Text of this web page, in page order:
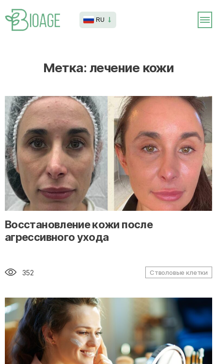
RU
Метка: лечение кожи
" alt="loading" class="img-responsive"/>
Восстановление кожи после
агрессивного ухода
352 Стволовые клетки